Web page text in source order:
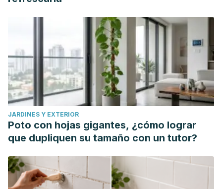
JARDINES Y EXTERIOR
Poto con hojas gigantes, ¿cómo lograr
que dupliquen su tamaño con un tutor?